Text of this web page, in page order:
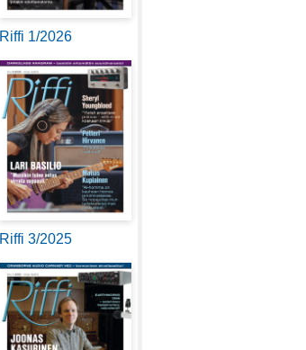
Riffi 1/2026
Riffi 3/2025